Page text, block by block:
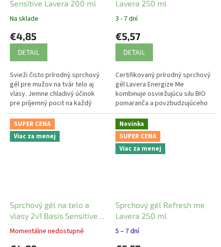
Sensitive Lavera 200 ml
Na sklade
€4,85
DETAIL
Svieži čisto prírodný sprchový
gél pre mužov na tvár telo aj
vlasy. Jemne chladivý účinok
pre príjemný pocit na každý
deň.
Lavera 250 ml
3 - 7 dní
€5,57
DETAIL
Certifikovaný prírodný sprchový
gél Lavera Energize Me
kombinuje osviežujúcu silu BIO
pomaranča a povzbudzujúceho
rozmarínu. Jemne čistí pokožku
bez vysušovania, zatiaľ čo
jeho...
SUPER CENA
Viac za menej
Sprchový gél na telo a
vlasy 2v1 Basis Sensitive
Lavera 250 ml
Momentálne nedostupné
Novinka
SUPER CENA
Viac za menej
Sprchový gél Refresh me
Lavera 250 ml
5 – 7 dní